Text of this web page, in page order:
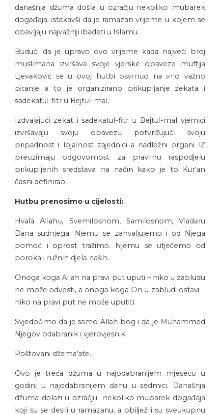
današnja džuma došla u ozračju nekoliko mubarek
događaja, istakavši da je ramazan vrijeme u kojem se
obavljaju najvažniji ibadeti u Islamu.
Budući da je upravo ovo vrijeme kada najveći broj
muslimana izvršava svoje vjerske obaveze muftija
Ljevaković se u ovoj hutbi osvrnuo na vrlo važno
pitanje a to je organizirano prikupljanje zekata i
sadekatul-fitr u Bejtul-mal.
Izdvajajući zekat i sadekatul-fitr u Bejtul-mal vjernici
izvršavaju svoju obavezu potvrđujuči svoju
pripadnost i lojalnost zajednici a nadležni organi IZ
preuzimaju odgovornost za pravilnu raspodjelu
prikupljenih sredstava na način kako je to Kur’an
časni definirao.
Hutbu prenosimo u cijelosti:
Hvala Allahu, Svemilosnom, Samilosnom, Vladaru
Dana sudnjega. Njemu se zahvaljujemo i od Njega
pomoć i oprost tražimo. Njemu se utječemo od
poroka i ružnih djela naših.
Onoga koga Allah na pravi put uputi – niko u zabludu
ne može odvesti, a onoga koga On u zabludi ostavi –
niko na pravi put ne može uputiti.
Svjedočimo da je samo Allah bog i da je Muhammed
Njegov odabranik i vjerovjesnik.
Poštovani džema’ate,
Ovo je treća džuma
u najodabranijem mjesecu u
godini u najodabranijem danu u sedmici. Današnja
džuma dolazi u ozračju nekoliko mubarek događaja
koji su se desili u ramazanu, a obilježili su sveukupnu